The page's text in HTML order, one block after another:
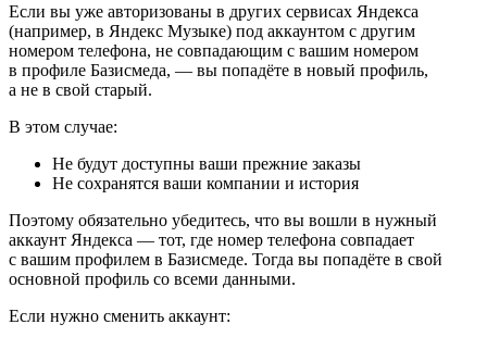
Если вы уже авторизованы в других сервисах Яндекса
(например, в Яндекс Музыке) под аккаунтом с другим
номером телефона, не совпадающим с вашим номером
в профиле Базисмеда, — вы попадёте в новый профиль,
а не в свой старый.
В этом случае:
Не будут доступны ваши прежние заказы
Не сохранятся ваши компании и история
Поэтому обязательно убедитесь, что вы вошли в нужный
аккаунт Яндекса — тот, где номер телефона совпадает
с вашим профилем в Базисмеде. Тогда вы попадёте в свой
основной профиль со всеми данными.
Если нужно сменить аккаунт: